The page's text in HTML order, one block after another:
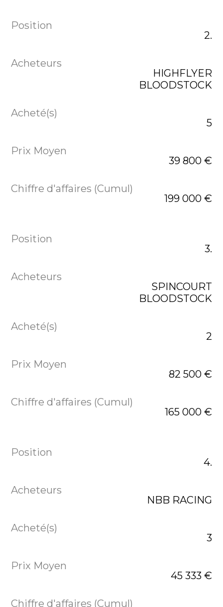
2.
HIGHFLYER
BLOODSTOCK
5
39 800 €
199 000 €
3.
SPINCOURT
BLOODSTOCK
2
82 500 €
165 000 €
4.
NBB RACING
3
45 333 €